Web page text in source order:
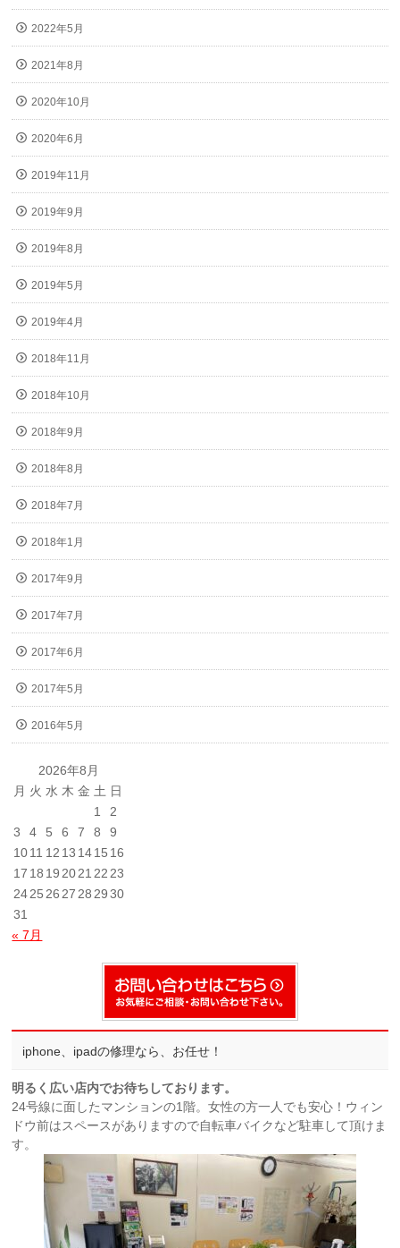
2022年5月
2021年8月
2020年10月
2020年6月
2019年11月
2019年9月
2019年8月
2019年5月
2019年4月
2018年11月
2018年10月
2018年9月
2018年8月
2018年7月
2018年1月
2017年9月
2017年7月
2017年6月
2017年5月
2016年5月
2026年8月
月 火 水 木 金 土 日
1
2
3
4 5 6 7 8
9
1011 12 13 1415 16
17 18 19 2021 22 23
2425 26 27 28 29 30
31
« 7月
iphone、ipadの修理なら、お任せ！
明るく広い店内でお待ちしております。
24号線に面したマンションの1階。女性の方一人でも安心！ウィン
ドウ前はスペースがありますので自転車バイクなど駐車して頂けま
す。